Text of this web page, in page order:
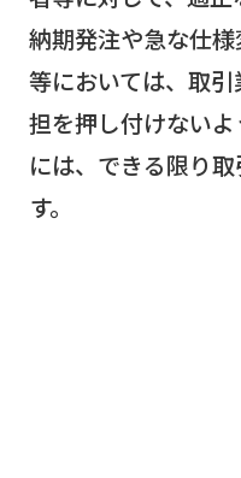
納期発注や急な仕
等においては、取
担を押し付けない
には、できる限り
す。